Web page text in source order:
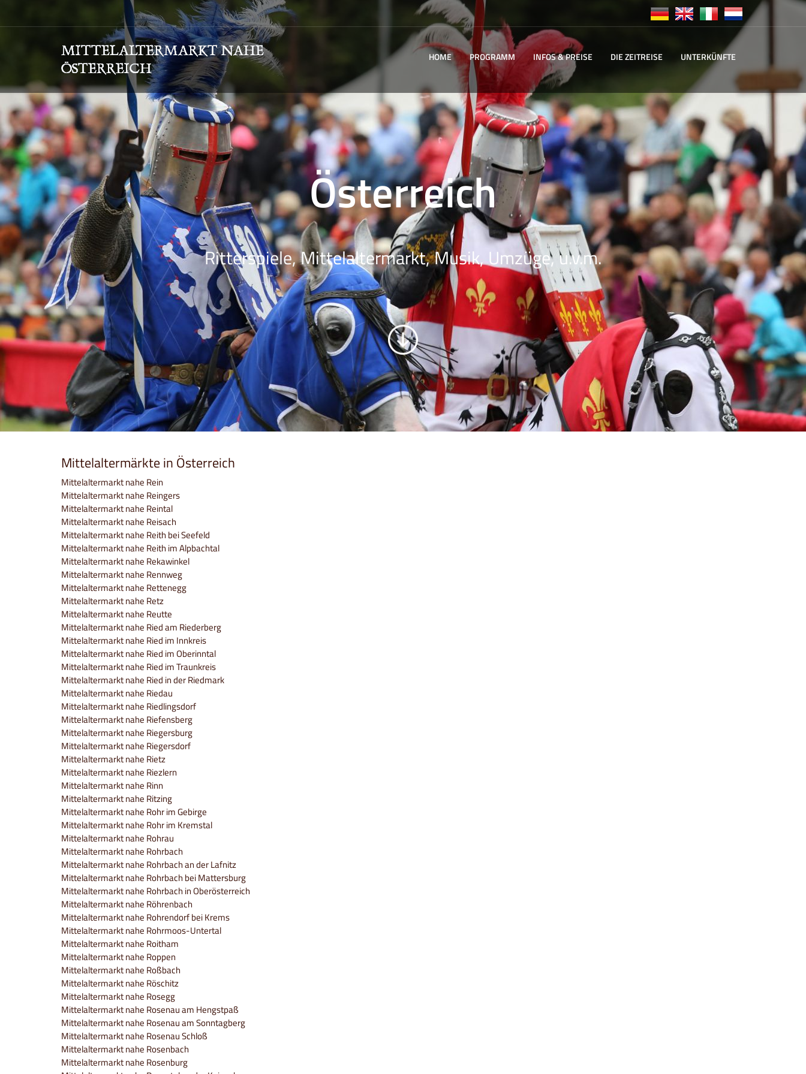
HOME PROGRAMM INFOS & PREISE DIE ZEITREISE UNTERKÜNFTE
Österreich
Ritterspiele, Mittelaltermarkt, Musik, Umzüge, u.v.m.
Mittelaltermärkte in Österreich
Mittelaltermarkt nahe Rein
Mittelaltermarkt nahe Reingers
Mittelaltermarkt nahe Reintal
Mittelaltermarkt nahe Reisach
Mittelaltermarkt nahe Reith bei Seefeld
Mittelaltermarkt nahe Reith im Alpbachtal
Mittelaltermarkt nahe Rekawinkel
Mittelaltermarkt nahe Rennweg
Mittelaltermarkt nahe Rettenegg
Mittelaltermarkt nahe Retz
Mittelaltermarkt nahe Reutte
Mittelaltermarkt nahe Ried am Riederberg
Mittelaltermarkt nahe Ried im Innkreis
Mittelaltermarkt nahe Ried im Oberinntal
Mittelaltermarkt nahe Ried im Traunkreis
Mittelaltermarkt nahe Ried in der Riedmark
Mittelaltermarkt nahe Riedau
Mittelaltermarkt nahe Riedlingsdorf
Mittelaltermarkt nahe Riefensberg
Mittelaltermarkt nahe Riegersburg
Mittelaltermarkt nahe Riegersdorf
Mittelaltermarkt nahe Rietz
Mittelaltermarkt nahe Riezlern
Mittelaltermarkt nahe Rinn
Mittelaltermarkt nahe Ritzing
Mittelaltermarkt nahe Rohr im Gebirge
Mittelaltermarkt nahe Rohr im Kremstal
Mittelaltermarkt nahe Rohrau
Mittelaltermarkt nahe Rohrbach
Mittelaltermarkt nahe Rohrbach an der Lafnitz
Mittelaltermarkt nahe Rohrbach bei Mattersburg
Mittelaltermarkt nahe Rohrbach in Oberösterreich
Mittelaltermarkt nahe Röhrenbach
Mittelaltermarkt nahe Rohrendorf bei Krems
Mittelaltermarkt nahe Rohrmoos-Untertal
Mittelaltermarkt nahe Roitham
Mittelaltermarkt nahe Roppen
Mittelaltermarkt nahe Roßbach
Mittelaltermarkt nahe Röschitz
Mittelaltermarkt nahe Rosegg
Mittelaltermarkt nahe Rosenau am Hengstpaß
Mittelaltermarkt nahe Rosenau am Sonntagberg
Mittelaltermarkt nahe Rosenau Schloß
Mittelaltermarkt nahe Rosenbach
Mittelaltermarkt nahe Rosenburg